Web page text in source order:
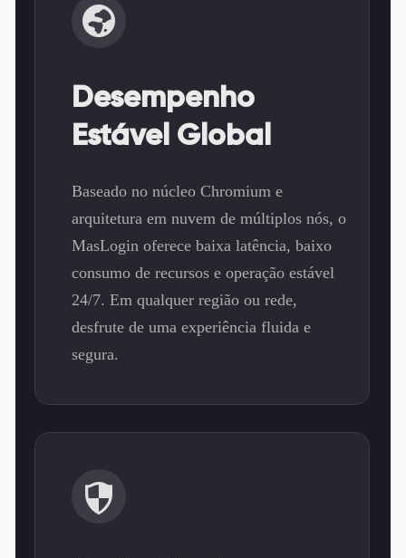
Desempenho
Estável Global
Baseado no núcleo Chromium e
arquitetura em nuvem de múltiplos nós, o
MasLogin oferece baixa latência, baixo
consumo de recursos e operação estável
24/7. Em qualquer região ou rede,
desfrute de uma experiência fluida e
segura.